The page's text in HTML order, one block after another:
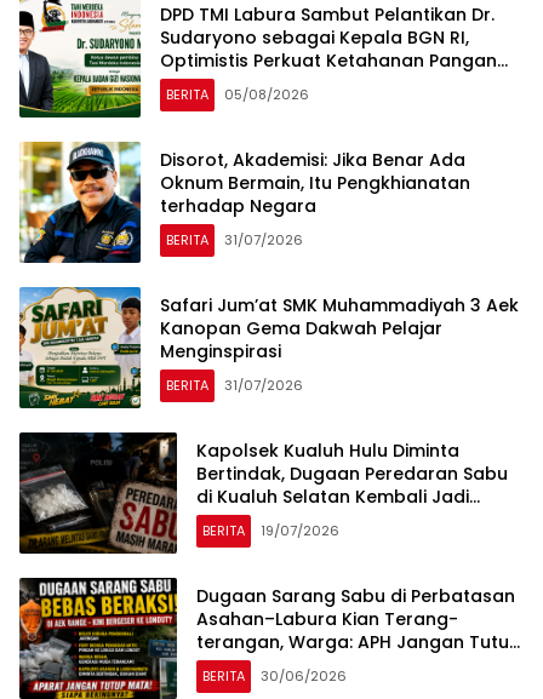
DPD TMI Labura Sambut Pelantikan Dr.
Sudaryono sebagai Kepala BGN RI,
Optimistis Perkuat Ketahanan Pangan
dan Gizi Nasional
BERITA 05/08/2026
Disorot, Akademisi: Jika Benar Ada
Oknum Bermain, Itu Pengkhianatan
terhadap Negara
BERITA 31/07/2026
Safari Jum’at SMK Muhammadiyah 3 Aek
Kanopan Gema Dakwah Pelajar
Menginspirasi
BERITA 31/07/2026
Kapolsek Kualuh Hulu Diminta
Bertindak, Dugaan Peredaran Sabu
di Kualuh Selatan Kembali Jadi
Sorotan Warga
BERITA 19/07/2026
Dugaan Sarang Sabu di Perbatasan
Asahan–Labura Kian Terang-
terangan, Warga: APH Jangan Tutup
Mata!
BERITA 30/06/2026